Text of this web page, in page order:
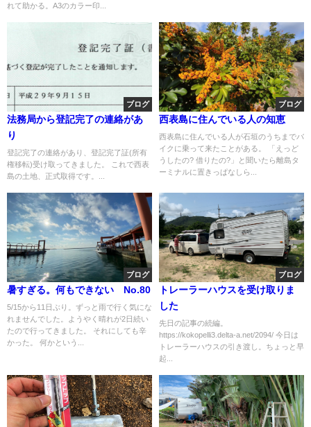
れて助かる。A3のカラー印...
ブログ
法務局から登記完了の連絡があ
り
登記完了の連絡があり、登記完了証(所有
権移転)受け取ってきました。 これで西表
島の土地、正式取得です。...
ブログ
西表島に住んでいる人の知恵
西表島に住んでいる人が石垣のうちまでバ
イクに乗って来たことがある。 「えっど
うしたの? 借りたの?」と聞いたら離島タ
ーミナルに置きっぱなしら...
ブログ
暑すぎる。何もできない No.80
5/15から11日ぶり。ずっと雨で行く気にな
れませんでした。ようやく晴れが2日続い
たので行ってきました。 それにしても辛
かった。 何かという...
ブログ
トレーラーハウスを受け取りま
した
先日の記事の続編。
https://kokopelli3.delta-a.net/2094/ 今日は
トレーラーハウスの引き渡し。ちょっと早
起...